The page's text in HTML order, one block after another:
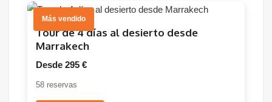
Más vendido
Tour de 4 días al desierto desde
Marrakech
Desde 295 €
58 reservas